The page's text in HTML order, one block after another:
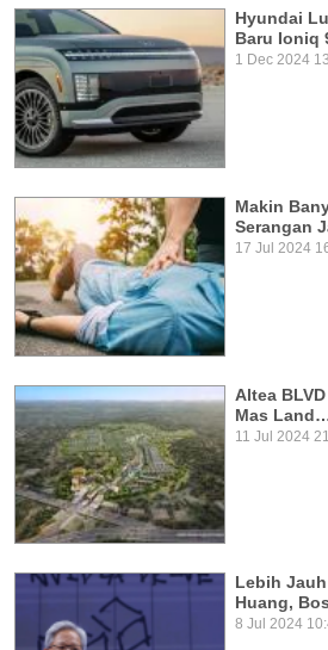
Hyundai
Baru Ioniq
1 Dec 2024
Makin
Serangan
17 Jul 2024
Altea
Mas
11 Jul 2024
Lebih
Huang,
8 Jul 2024